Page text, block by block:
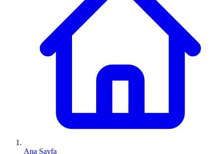
Ana Sayfa